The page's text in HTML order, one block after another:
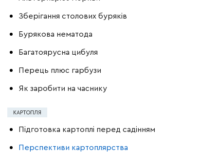
Зберігання столових буряків
Бурякова нематода
Багатоярусна цибуля
Перець плюс гарбузи
Як заробити на часнику
КАРТОПЛЯ
Підготовка картоплі перед садінням
Перспективи картоплярства